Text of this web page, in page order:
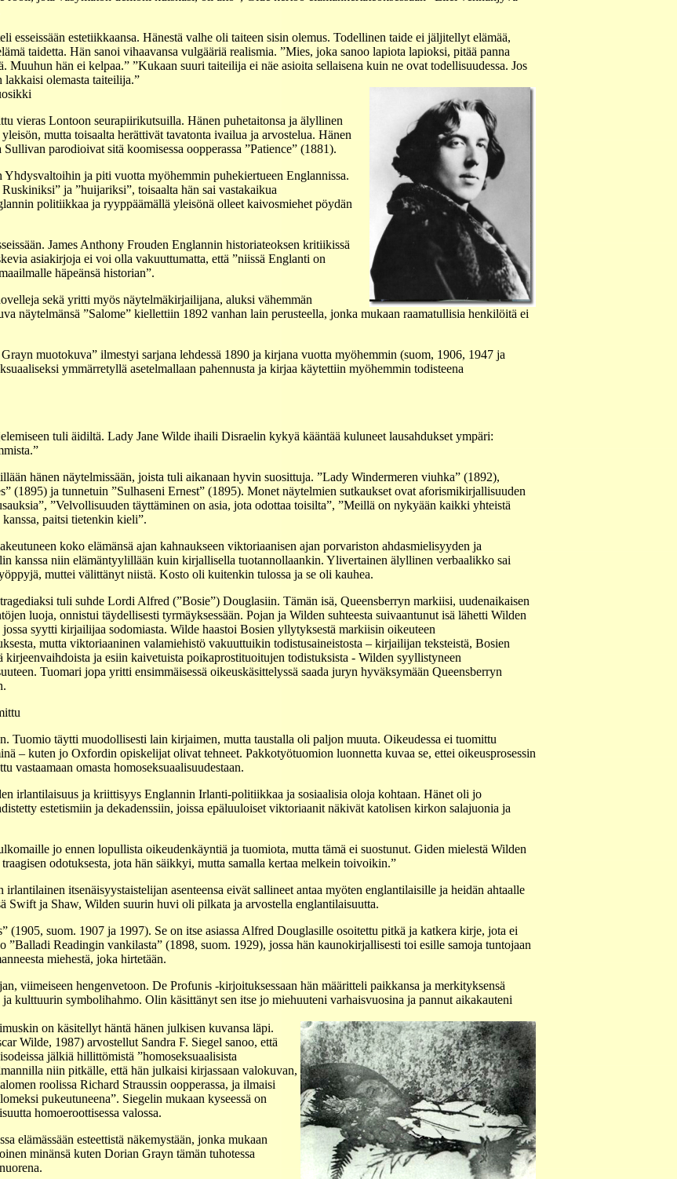
esseissään estetiikkaansa. Hänestä valhe oli taiteen sisin olemus. Todellinen taide ei jäljitellyt elämää,
taidetta. Hän sanoi vihaavansa vulgääriä realismia. ”Mies, joka sanoo lapiota lapioksi, pitää panna
Muuhun hän ei kelpaa.” ”Kukaan suuri taiteilija ei näe asioita sellaisena kuin ne ovat todellisuudessa. Jos
lakkaisi olemasta taiteilija.”
vieras Lontoon seurapiirikutsuilla. Hänen puhetaitonsa ja älyllinen
mutta toisaalta herättivät tavatonta ivailua ja arvostelua. Hänen
parodioivat sitä koomisessa oopperassa ”Patience” (1881).
ja piti vuotta myöhemmin puhekiertueen Englannissa.
ja ”huijariksi”, toisaalta hän sai vastakaikua
politiikkaa ja ryyppäämällä yleisönä olleet kaivosmiehet pöydän
James Anthony Frouden Englannin historiateoksen kritiikissä
asiakirjoja ei voi olla vakuuttumatta, että ”niissä Englanti on
häpeänsä historian”.
sekä yritti myös näytelmäkirjailijana, aluksi vähemmän
näytelmänsä ”Salome” kiellettiin 1892 vanhan lain perusteella, jonka mukaan raamatullisia henkilöitä ei
muotokuva” ilmestyi sarjana lehdessä 1890 ja kirjana vuotta myöhemmin (suom, 1906, 1947 ja
ymmärretyllä asetelmallaan pahennusta ja kirjaa käytettiin myöhemmin todisteena
tuli äidiltä. Lady Jane Wilde ihaili Disraelin kykyä kääntää kuluneet lausahdukset ympäri:
hänen näytelmissään, joista tuli aikanaan hyvin suosittuja. ”Lady Windermeren viuhka” (1892),
(1895) ja tunnetuin ”Sulhaseni Ernest” (1895). Monet näytelmien sutkaukset ovat aforismikirjallisuuden
”Velvollisuuden täyttäminen on asia, jota odottaa toisilta”, ”Meillä on nykyään kaikki yhteistä
paitsi tietenkin kieli”.
koko elämänsä ajan kahnaukseen viktoriaanisen ajan porvariston ahdasmielisyyden ja
kanssa niin elämäntyylillään kuin kirjallisella tuotannollaankin. Ylivertainen älyllinen verbaalikko sai
muttei välittänyt niistä. Kosto oli kuitenkin tulossa ja se oli kauhea.
tuli suhde Lordi Alfred (”Bosie”) Douglasiin. Tämän isä, Queensberryn markiisi, uudenaikaisen
luoja, onnistui täydellisesti tyrmäyksessään. Pojan ja Wilden suhteesta suivaantunut isä lähetti Wilden
syytti kirjailijaa sodomiasta. Wilde haastoi Bosien yllytyksestä markiisin oikeuteen
mutta viktoriaaninen valamiehistö vakuuttuikin todistusaineistosta – kirjailijan teksteistä, Bosien
kirjeenvaihdoista ja esiin kaivetuista poikaprostituoitujen todistuksista - Wilden syyllistyneen
Tuomari jopa yritti ensimmäisessä oikeuskäsittelyssä saada juryn hyväksymään Queensberryn
Tuomio täytti muodollisesti lain kirjaimen, mutta taustalla oli paljon muuta. Oikeudessa ei tuomittu
– kuten jo Oxfordin opiskelijat olivat tehneet. Pakkotyötuomion luonnetta kuvaa se, ettei oikeusprosessin
vastaamaan omasta homoseksuaalisuudestaan.
irlantilaisuus ja kriittisyys Englannin Irlanti-politiikkaa ja sosiaalisia oloja kohtaan. Hänet oli jo
estetismiin ja dekadenssiin, joissa epäluuloiset viktoriaanit näkivät katolisen kirkon salajuonia ja
jo ennen lopullista oikeudenkäyntiä ja tuomiota, mutta tämä ei suostunut. Giden mielestä Wilden
odotuksesta, jota hän säikkyi, mutta samalla kertaa melkein toivoikin.”
itsenäisyystaistelijan asenteensa eivät sallineet antaa myöten englantilaisille ja heidän ahtaalle
Swift ja Shaw, Wilden suurin huvi oli pilkata ja arvostella englantilaisuutta.
(1905, suom. 1907 ja 1997). Se on itse asiassa Alfred Douglasille osoitettu pitkä ja katkera kirje, jota ei
”Balladi Readingin vankilasta” (1898, suom. 1929), jossa hän kaunokirjallisesti toi esille samoja tuntojaan
miehestä, joka hirtetään.
viimeiseen hengenvetoon. De Profunis -kirjoituksessaan hän määritteli paikkansa ja merkityksensä
kulttuurin symbolihahmo. Olin käsittänyt sen itse jo miehuuteni varhaisvuosina ja pannut aikakauteni
on käsitellyt häntä hänen julkisen kuvansa läpi.
Wilde, 1987) arvostellut Sandra F. Siegel sanoo, että
jälkiä hillittömistä ”homoseksuaalisista
niin pitkälle, että hän julkaisi kirjassaan valokuvan,
roolissa Richard Straussin oopperassa, ja ilmaisi
pukeutuneena”. Siegelin mukaan kyseessä on
homoeroottisessa valossa.
elämässään esteettistä näkemystään, jonka mukaan
minänsä kuten Dorian Grayn tämän tuhotessa